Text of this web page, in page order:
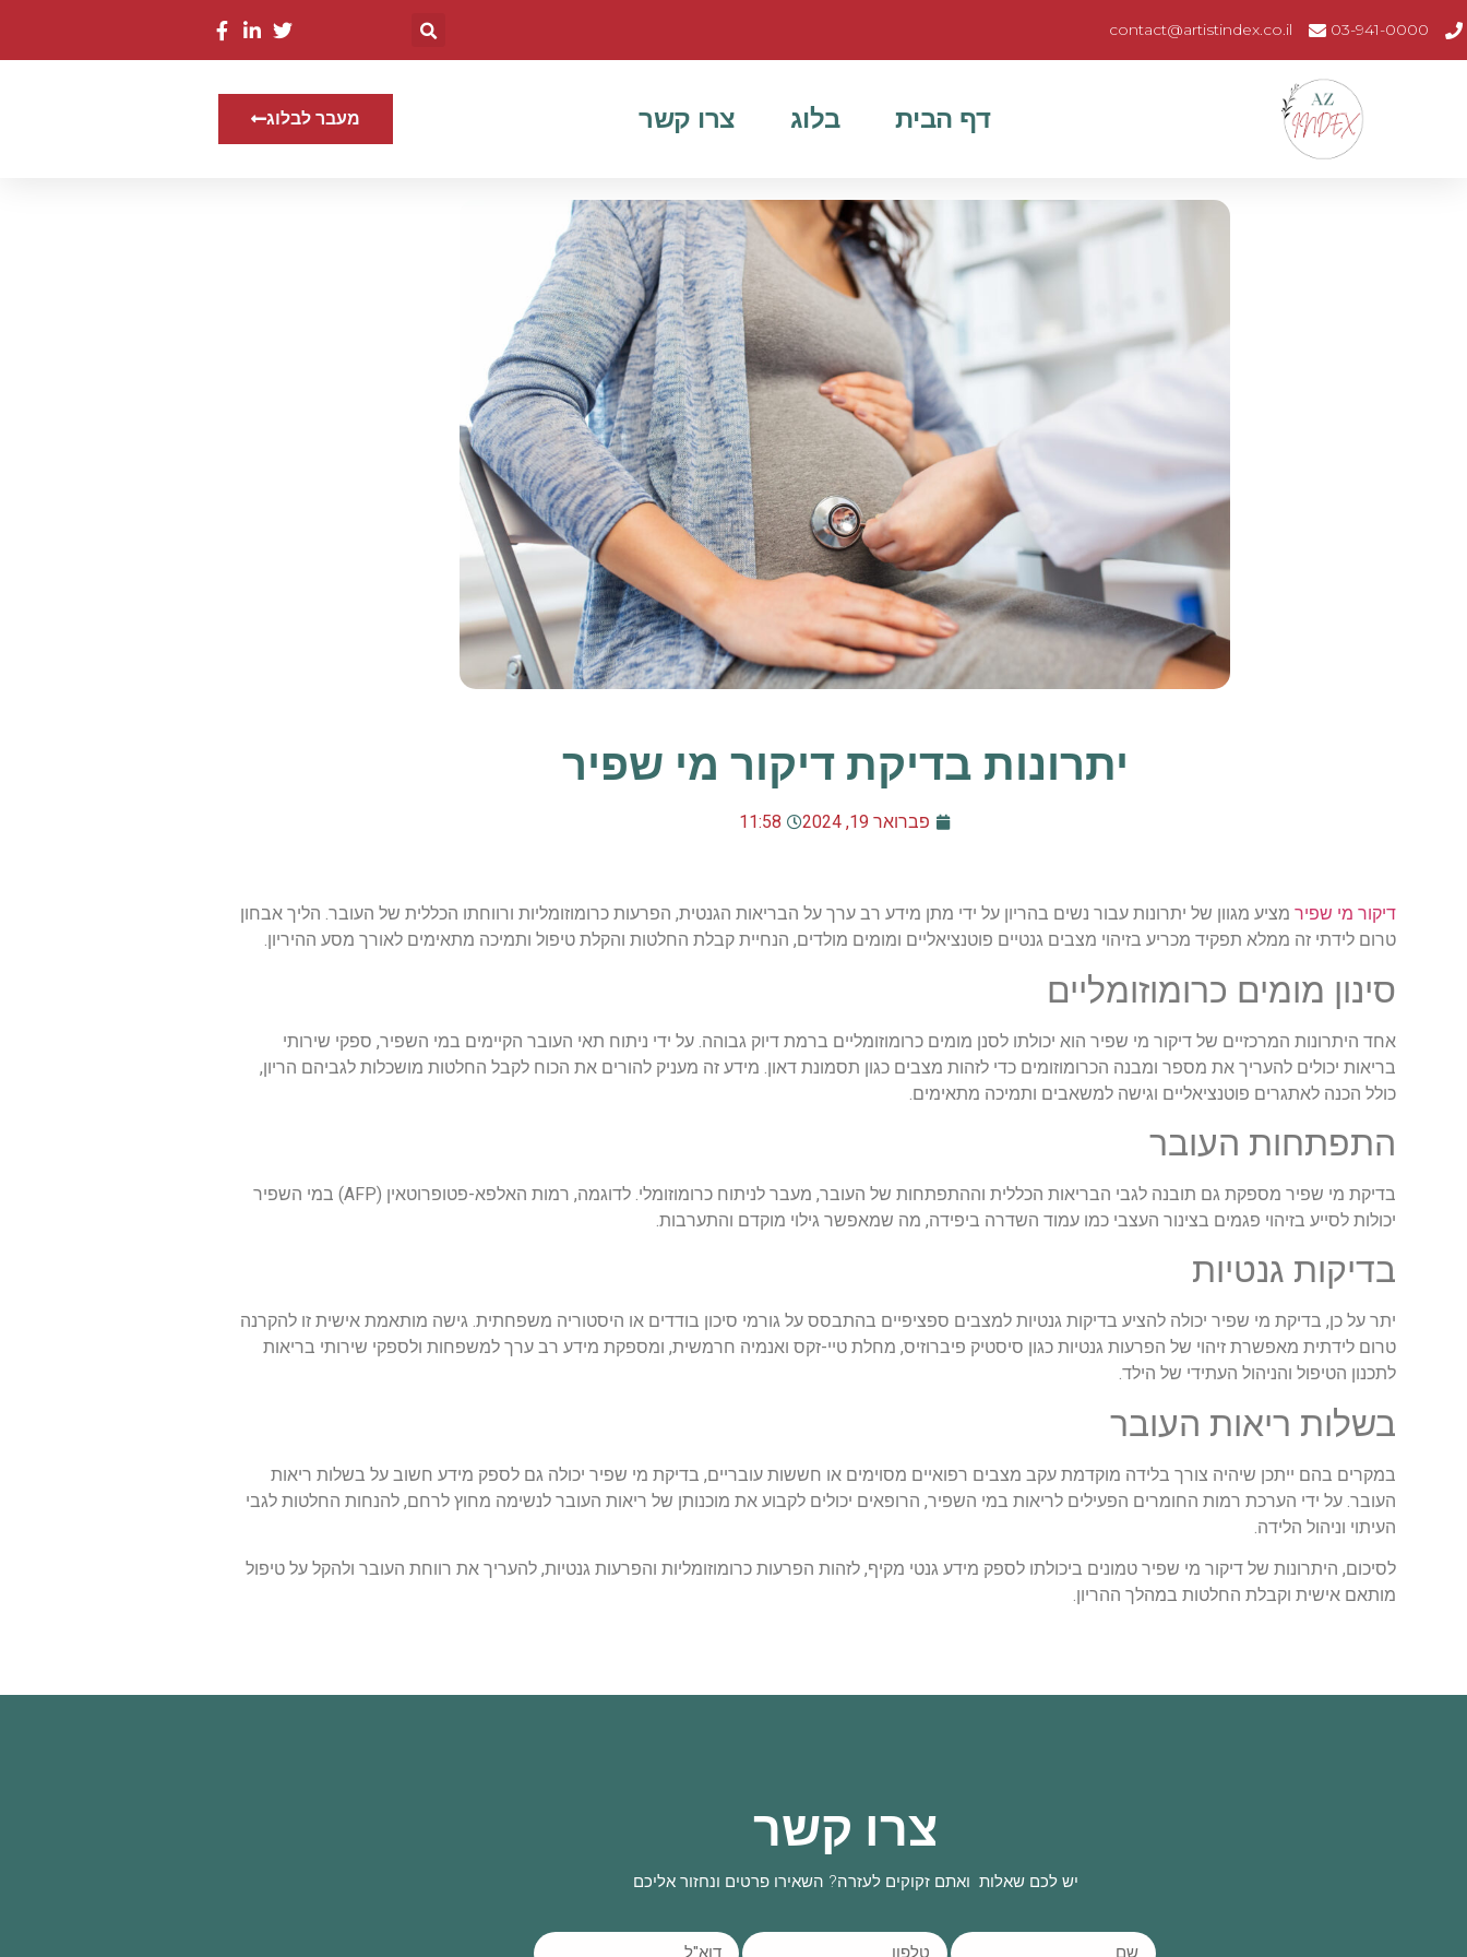
03-941-0000
contact@artistindex.co.il
דף הבית בלוג צרו קשר מעבר לבלוג
יתרונות בדיקת דיקור מי שפיר
פברואר 19, 2024 11:58
דיקור מי שפיר מציע מגוון של יתרונות עבור נשים בהריון על ידי מתן מידע רב ערך על הבריאות הגנטית, הפרעות כרומוזומליות ורווחתו הכללית של העובר. הליך אבחון
טרום לידתי זה ממלא תפקיד מכריע בזיהוי מצבים גנטיים פוטנציאליים ומומים מולדים, הנחיית קבלת החלטות והקלת טיפול ותמיכה מתאימים לאורך מסע ההיריון.
סינון מומים כרומוזומליים
אחד היתרונות המרכזיים של דיקור מי שפיר הוא יכולתו לסנן מומים כרומוזומליים ברמת דיוק גבוהה. על ידי ניתוח תאי העובר הקיימים במי השפיר, ספקי שירותי
בריאות יכולים להעריך את מספר ומבנה הכרומוזומים כדי לזהות מצבים כגון תסמונת דאון. מידע זה מעניק להורים את הכוח לקבל החלטות מושכלות לגביהם הריון,
כולל הכנה לאתגרים פוטנציאליים וגישה למשאבים ותמיכה מתאימים.
התפתחות העובר
בדיקת מי שפיר מספקת גם תובנה לגבי הבריאות הכללית וההתפתחות של העובר, מעבר לניתוח כרומוזומלי. לדוגמה, רמות האלפא-פטופרוטאין (AFP) במי השפיר
יכולות לסייע בזיהוי פגמים בצינור העצבי כמו עמוד השדרה ביפידה, מה שמאפשר גילוי מוקדם והתערבות.
בדיקות גנטיות
יתר על כן, בדיקת מי שפיר יכולה להציע בדיקות גנטיות למצבים ספציפיים בהתבסס על גורמי סיכון בודדים או היסטוריה משפחתית. גישה מותאמת אישית זו להקרנה
טרום לידתית מאפשרת זיהוי של הפרעות גנטיות כגון סיסטיק פיברוזיס, מחלת טיי-זקס ואנמיה חרמשית, ומספקת מידע רב ערך למשפחות ולספקי שירותי בריאות
לתכנון הטיפול והניהול העתידי של הילד.
בשלות ריאות העובר
במקרים בהם ייתכן שיהיה צורך בלידה מוקדמת עקב מצבים רפואיים מסוימים או חששות עובריים, בדיקת מי שפיר יכולה גם לספק מידע חשוב על בשלות ריאות
העובר. על ידי הערכת רמות החומרים הפעילים לריאות במי השפיר, הרופאים יכולים לקבוע את מוכנותן של ריאות העובר לנשימה מחוץ לרחם, להנחות החלטות לגבי
העיתוי וניהול הלידה.
לסיכום, היתרונות של דיקור מי שפיר טמונים ביכולתו לספק מידע גנטי מקיף, לזהות הפרעות כרומוזומליות והפרעות גנטיות, להעריך את רווחת העובר ולהקל על טיפול
מותאם אישית וקבלת החלטות במהלך ההריון.
צרו קשר
יש לכם שאלות ואתם זקוקים לעזרה? השאירו פרטים ונחזור אליכם